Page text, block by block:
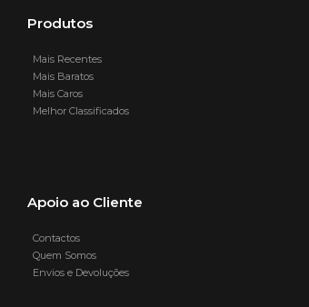
Produtos
Mais Recentes
Mais Baratos
Mais Caros
Melhor Classificados
Apoio ao Cliente
Contactos
Quem Somos
Envios e Devoluções